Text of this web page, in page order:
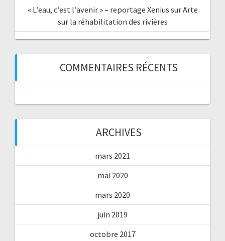
« L’eau, c’est l’avenir » – reportage Xenius sur Arte
sur la réhabilitation des rivières
COMMENTAIRES RÉCENTS
ARCHIVES
mars 2021
mai 2020
mars 2020
juin 2019
octobre 2017